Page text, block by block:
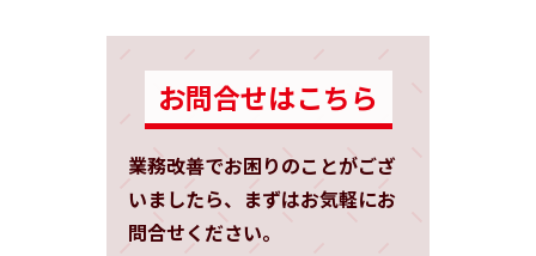
お問合せはこちら
業務改善でお困りのことがござ
いましたら、まずはお気軽にお
問合せください。